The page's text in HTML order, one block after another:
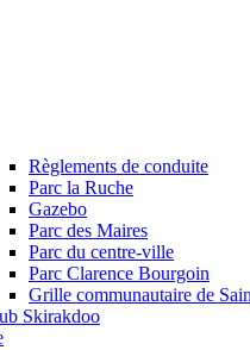
Règlements de conduite
Parc la Ruche
Gazebo
Parc des Maires
Parc du centre-ville
Parc Clarence Bourgoin
Grille communautaire de
Skirakdoo